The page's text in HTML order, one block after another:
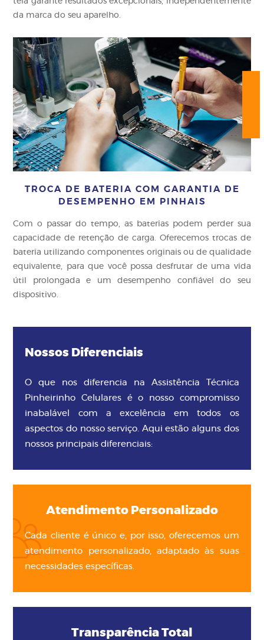
da marca do seu aparelho.
TROCA DE BATERIA COM GARANTIA DE
DESEMPENHO EM PINHAIS
Com o passar do tempo, as baterias podem perder sua
capacidade de retenção de carga. Oferecemos trocas de
bateria utilizando componentes originais ou de qualidade
equivalente, para que você possa desfrutar de uma vida
útil prolongada e um desempenho confiável do seu
dispositivo.
Nossos Diferenciais
O que nos diferencia na Assistência Técnica
Pinheirinho Celulares é o nosso compromisso
inabalável com a excelência em todos os
aspectos do nosso serviço. Aqui estão alguns dos
nossos principais diferenciais:
Atendimento Personalizado
Cada cliente é único e, por isso, oferecemos um
atendimento personalizado, adaptado às suas
necessidades específicas.
Transparência Total